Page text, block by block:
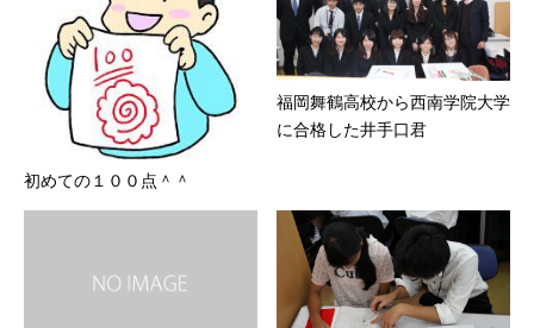
初めての１００点＾＾
福岡舞鶴高校から西南学院大学
に合格した井手口君